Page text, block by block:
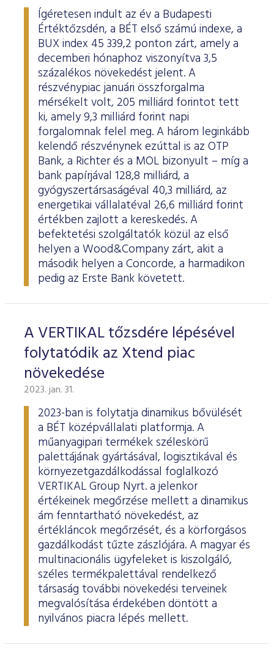
Ígéretesen indult az év a Budapesti
Értéktőzsdén, a BÉT első számú indexe, a
BUX index 45 339,2 ponton zárt, amely a
decemberi hónaphoz viszonyítva 3,5
százalékos növekedést jelent. A
részvénypiac januári összforgalma
mérsékelt volt, 205 milliárd forintot tett
ki, amely 9,3 milliárd forint napi
forgalomnak felel meg. A három leginkább
kelendő részvénynek ezúttal is az OTP
Bank, a Richter és a MOL bizonyult – míg a
bank papírjával 128,8 milliárd, a
gyógyszertársaságéval 40,3 milliárd, az
energetikai vállalatéval 26,6 milliárd forint
értékben zajlott a kereskedés. A
befektetési szolgáltatók közül az első
helyen a Wood&Company zárt, akit a
második helyen a Concorde, a harmadikon
pedig az Erste Bank követett.
A VERTIKAL tőzsdére lépésével
folytatódik az Xtend piac
növekedése
2023. jan. 31.
2023-ban is folytatja dinamikus bővülését
a BÉT középvállalati platformja. A
műanyagipari termékek széleskörű
palettájának gyártásával, logisztikával és
környezetgazdálkodással foglalkozó
VERTIKAL Group Nyrt. a jelenkor
értékeinek megőrzése mellett a dinamikus
ám fenntartható növekedést, az
értékláncok megőrzését, és a körforgásos
gazdálkodást tűzte zászlójára. A magyar és
multinacionális ügyfeleket is kiszolgáló,
széles termékpalettával rendelkező
társaság további növekedési terveinek
megvalósítása érdekében döntött a
nyilvános piacra lépés mellett.